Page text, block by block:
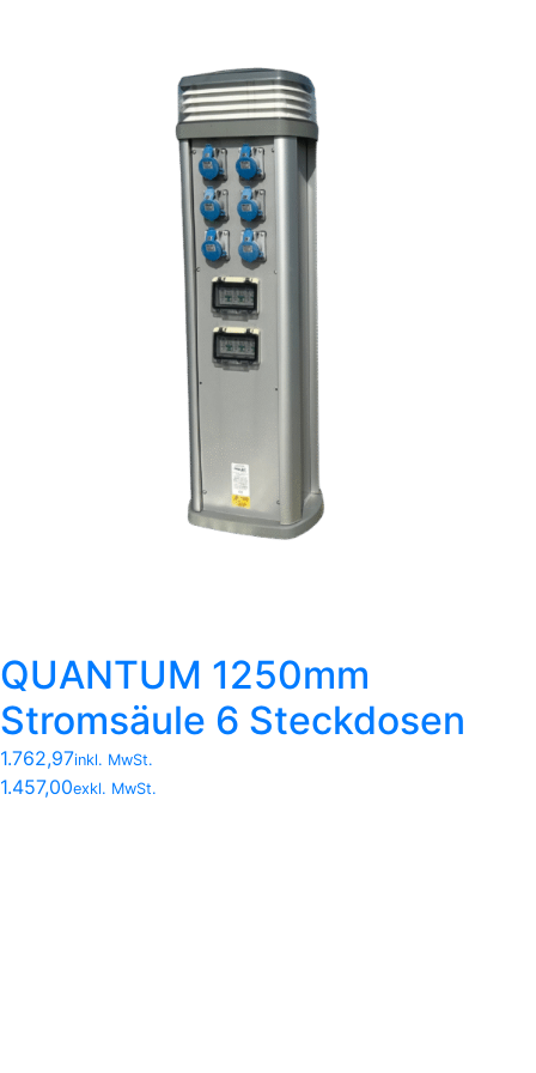
QUANTUM 1250mm
Stromsäule 6 Steckdosen
1.762,97inkl. MwSt.
1.457,00exkl. MwSt.